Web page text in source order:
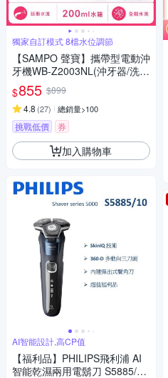
獨家自訂模式 8檔水位調節
【SAMPO 聲寶】攜帶型電動沖
牙機WB-Z2003NL(沖牙器/洗牙
器/潔牙機/噴牙機/牙線機/沖齒
機/刷牙機)
$855 $899
4.8 (27) 總銷量>100
挑戰低價 券
加入購物車
AI智能設計,高CP值
【福利品】PHILIPS飛利浦 AI
智能乾濕兩用電鬍刀 S5885/10